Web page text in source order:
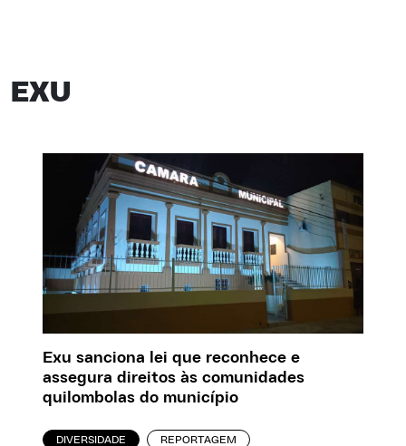
EXU
Exu sanciona lei que reconhece e
assegura direitos às comunidades
quilombolas do município
DIVERSIDADE REPORTAGEM